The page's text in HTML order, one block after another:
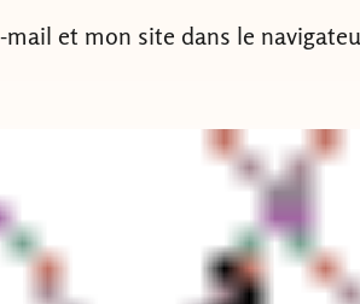
et mon site dans le